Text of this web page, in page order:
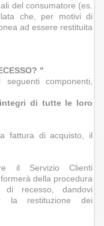
del consumatore (es.
che, per motivi di
ad essere restituita
"
componenti,
di tutte le loro
fattura di acquisto, il
il Servizio Clienti
della procedura
recesso, dandovi
la restituzione dei